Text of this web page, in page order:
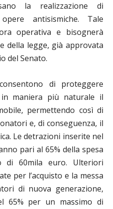
la realizzazione di
antisismiche. Tale
operativa e bisognerà
della legge, già approvata
del Senato.
di proteggere
maniera più naturale il
permettendo così di
e, di conseguenza, il
Le detrazioni inserite nel
pari al 65% della spesa
di 60mila euro. Ulteriori
per l’acquisto e la messa
di nuova generazione,
65% per un massimo di